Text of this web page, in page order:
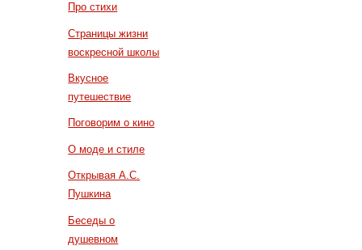
Про стихи
Страницы жизни
воскресной школы
Вкусное
путешествие
Поговорим о кино
О моде и стиле
Открывая А.С.
Пушкина
Беседы о
душевном